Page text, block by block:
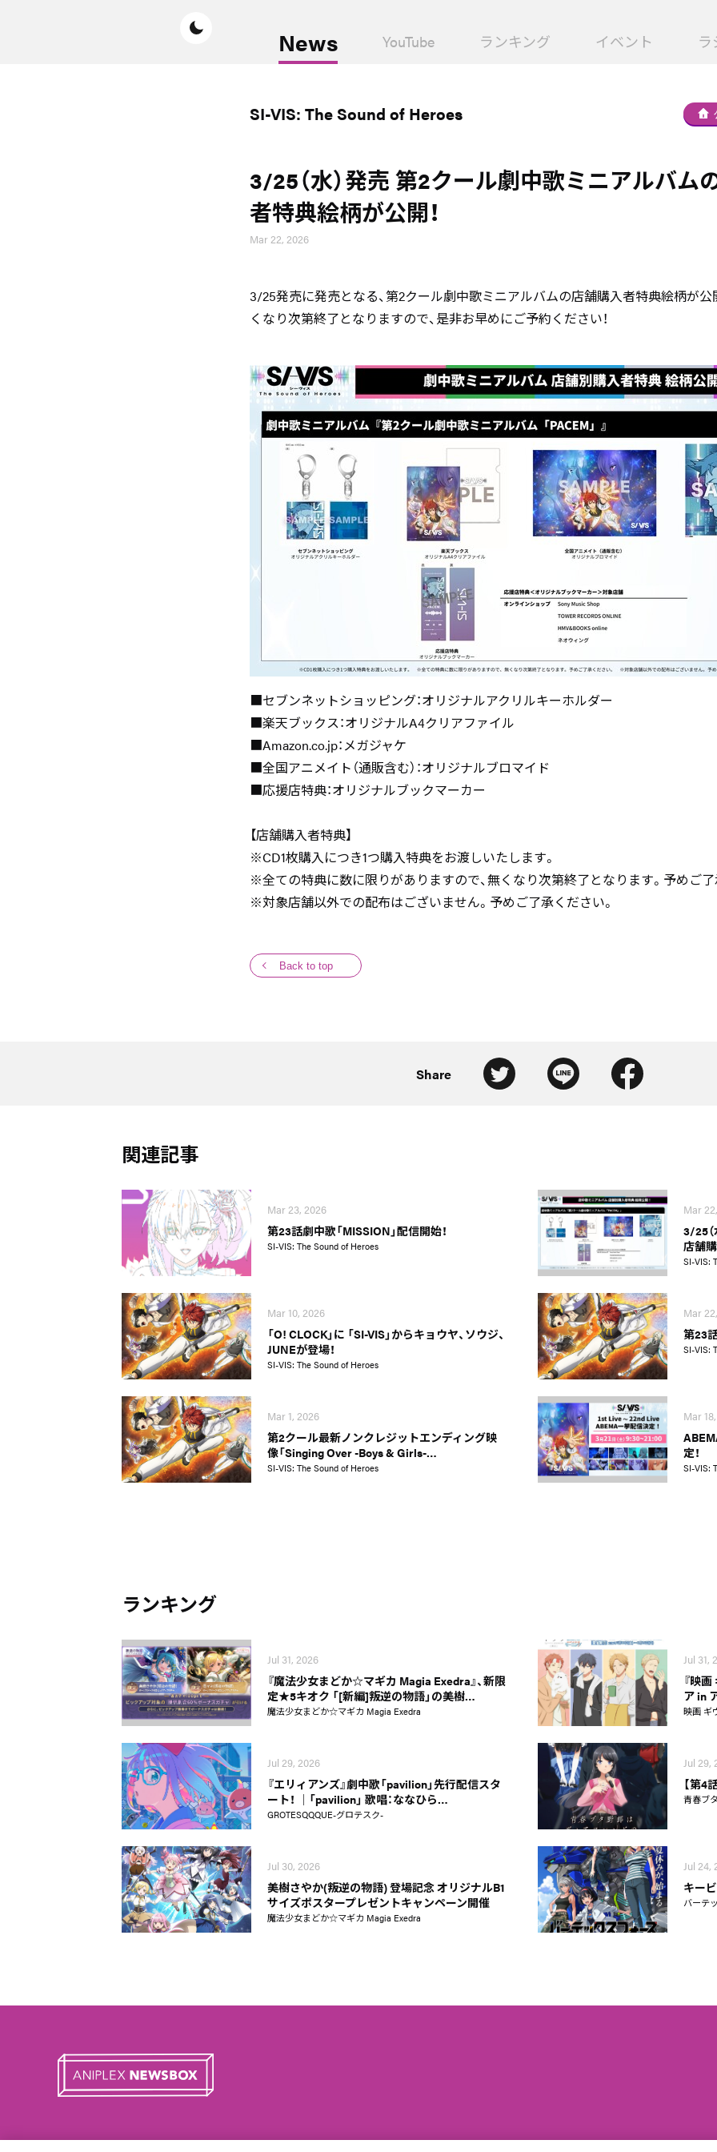
News YouTube ランキング イベント ラ
SI-VIS: The Sound of Heroes
3/25（水）発売 第2クール劇中歌ミニアルバム
者特典絵柄が公開！
Mar 22, 2026
3/25発売に発売となる、第2クール劇中歌ミニアルバムの店舗購入者特典絵柄が公
くなり次第終了となりますので、是非お早めにご予約ください！
■セブンネットショッピング：オリジナルアクリルキーホルダー
■楽天ブックス：オリジナルA4クリアファイル
■Amazon.co.jp：メガジャケ
■全国アニメイト（通販含む）：オリジナルブロマイド
■応援店特典：オリジナルブックマーカー
【店舗購入者特典】
※CD1枚購入につき1つ購入特典をお渡しいたします。
※全ての特典に数に限りがありますので、無くなり次第終了となります。予めご了
※対象店舗以外での配布はございません。予めご了承ください。
Back to top
Share
関連記事
Mar 23, 2026
第23話劇中歌「MISSION」配信開始！
SI-VIS: The Sound of Heroes
Mar
3/25
店舗
SI-VIS:
Mar 10, 2026
「O! CLOCK」に 「SI-VIS」からキョウヤ、ソウジ、
JUNEが登場！
SI-VIS: The Sound of Heroes
Mar
第23
SI-VIS:
Mar 1, 2026
第2クール最新ノンクレジットエンディング映
像「Singing Over -Boys & Girls-…
SI-VIS: The Sound of Heroes
Mar
定！
SI-VIS:
ランキング
Jul 31, 2026
『魔法少女まどか☆マギカ Magia Exedra』、新限
定★5キオク 「[新編]叛逆の物語」の美樹…
魔法少女まどか☆マギカ Magia Exedra
Jul 31,
『映
ア in
映画 ギ
Jul 29, 2026
『エリィアンズ』劇中歌「pavilion」先行配信スタ
ート！ │「pavilion」 歌唱：ななひら…
GROTESQQQUE-グロテスク-
Jul 29,
【第4
青春ブ
Jul 30, 2026
美樹さやか(叛逆の物語) 登場記念 オリジナルB1
サイズポスタープレゼントキャンペーン開催
魔法少女まどか☆マギカ Magia Exedra
Jul 24,
キー
バーテ